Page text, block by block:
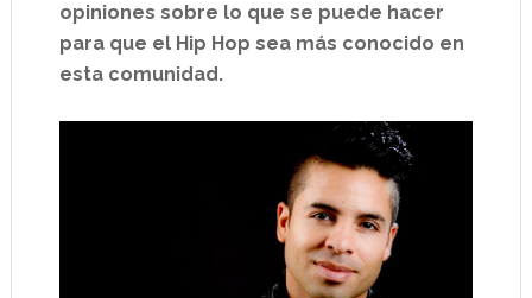
opiniones sobre lo que se puede hacer
para que el Hip Hop sea más conocido en
esta comunidad.